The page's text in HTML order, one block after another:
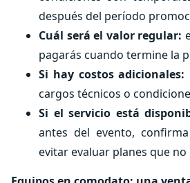
después del período
Cuál será el valor regular:
pagarás cuando termine la
Si hay costos adicionales:
cargos técnicos o
Si el servicio está
antes del evento,
evitar evaluar planes que